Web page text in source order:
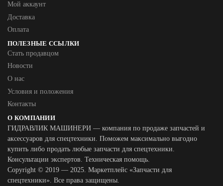
Мой аккаунт
Доставка
Оплата
ПОЛЕЗНЫЕ ССЫЛКИ
Стать продавцом
Новости
О нас
Условия и положения
Контакты
О КОМПАНИИ
ГИДРАВЛИК МАШИНЕРИ — компания по продаже запчастей и
аксессуаров для спецтехники. Поможем максимально выгодно
купить либо продать любые запчасти для спецтехники.
Консультации экспертов. Техническая помощь.
Copyright © 2019 — 2025. Маркетплейс «Запчасти для
спецтехники». Все права защищены.